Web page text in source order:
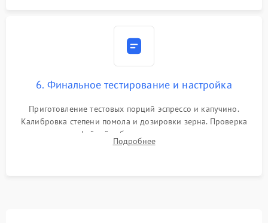
6. Финальное тестирование и настройка
Приготовление тестовых порций эспрессо и капучино.
Калибровка степени помола и дозировки зерна. Проверка
плотности кофейной таблетки, температуры напитка и
качества молочной пены. Контроль отсутствия посторонних
Подробнее